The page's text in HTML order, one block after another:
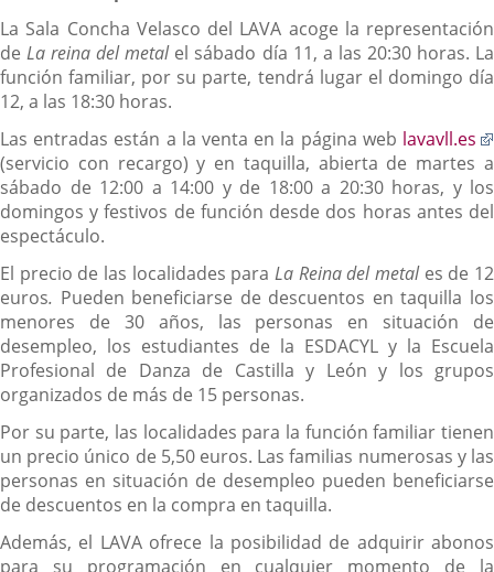
La Sala Concha Velasco del LAVA acoge la representación
deLa reina del metalel sábado día 11, a las 20:30 horas. La
función familiar, por su parte, tendrá lugar el domingo día
12, a las 18:30 horas.
Las entradas están a la venta en la página web lavavll.es
(servicio con recargo) y en taquilla, abierta de martes a
sábado de 12:00 a 14:00 y de 18:00 a 20:30 horas, y los
domingos y festivos de función desde dos horas antes del
espectáculo.
El precio de las localidades para La Reina del metal es de 12
euros. Pueden beneficiarse de descuentos en taquilla los
menores de 30 años, las personas en situación de
desempleo, los estudiantes de la ESDACYL y la Escuela
Profesional de Danza de Castilla y León y los grupos
organizados de más de 15 personas.
Por su parte, las localidades para la función familiar tienen
un precio único de 5,50 euros. Las familias numerosas y las
personas en situación de desempleo pueden beneficiarse
de descuentos en la compra en taquilla.
Además, el LAVA ofrece la posibilidad de adquirir abonos
para su programación en cualquier momento de la